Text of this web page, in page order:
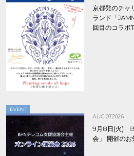
京都発のチャ
ランド「
回目のコラボ
EVENT
AUG.07.2026
9月8日(火)
会」 開催のお